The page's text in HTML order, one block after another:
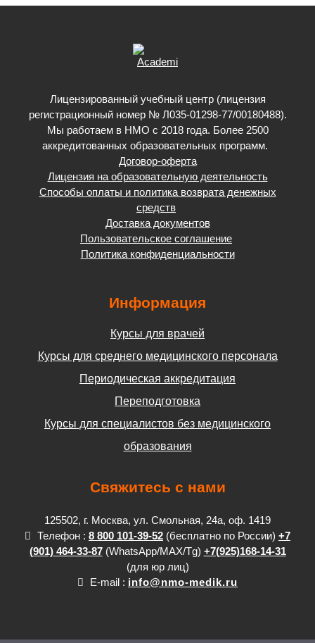
Лицензированный учебный центр (лицензия
регистрационный номер № Л035-01298-77/00180488).
Мы работаем в НМО с 2018 года. Более 2500
аккредитованных образовательных программ.
Договор-оферта
Лицензия на образовательную деятельность
Способы оплаты и политика возврата денежных
средств
Доставка документов
Пользовательское соглашение
Политика конфиденциальности
Информация
Курсы для врачей
Курсы для среднего медицинского персонала
Периодическая аккредитация
Переподготовка
Курсы для специалистов без медицинского
образования
Свяжитесь с нами
125502, г. Москва, ул. Смольная, 24а, оф. 1419
Телефон : 8 800 101-39-52 (бесплатно по России) +7
(901) 464-33-87(WhatsApp/MAX/Tg) +7(925)168-14-31
(для юр лиц)
E-mail : info@nmo-medik.ru